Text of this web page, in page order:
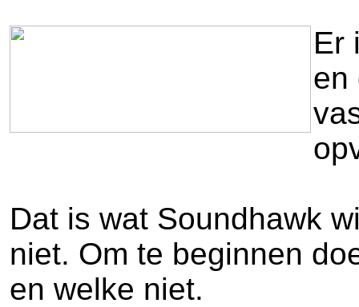
Er
en
Dat is wat Soundhawk
niet. Om te beginnen
en welke niet.